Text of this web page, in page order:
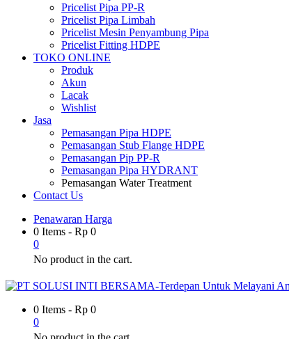
Pricelist Pipa PP-R
Pricelist Pipa Limbah
Pricelist Mesin Penyambung Pipa
Pricelist Fitting HDPE
TOKO ONLINE
Produk
Akun
Lacak
Wishlist
Jasa
Pemasangan Pipa HDPE
Pemasangan Stub Flange HDPE
Pemasangan Pip PP-R
Pemasangan Pipa HYDRANT
Pemasangan Water Treatment
Contact Us
Penawaran Harga
0 Items - Rp 0
0
No product in the cart.
0 Items - Rp 0
0